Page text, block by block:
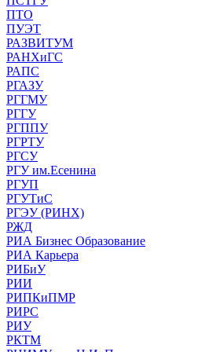
ПТО
ПУЭТ
РАЗВИТУМ
РАНХиГС
РАПС
РГАЗУ
РГГМУ
РГГУ
РГППУ
РГРТУ
РГСУ
РГУ им.Есенина
РГУП
РГУТиС
РГЭУ (РИНХ)
РЖД
РИА Бизнес Образование
РИА Карьера
РИБиУ
РИИ
РИПКиПМР
РИРС
РИУ
РКТМ